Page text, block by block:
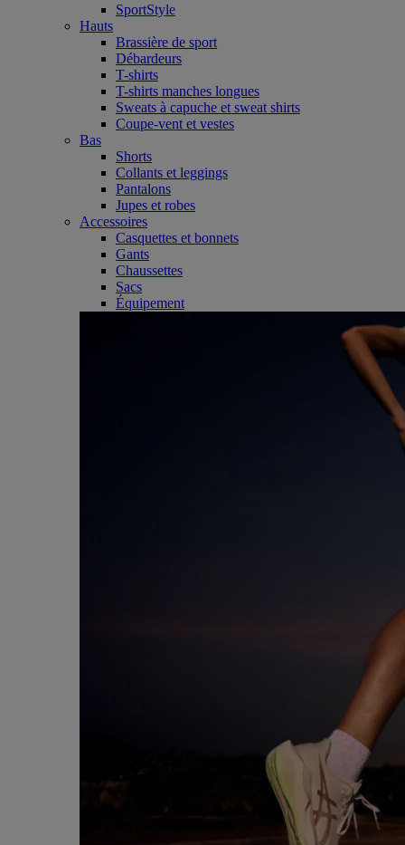
SportStyle
Hauts
Brassière de sport
Débardeurs
T-shirts
T-shirts manches longues
Sweats à capuche et sweat shirts
Coupe-vent et vestes
Bas
Shorts
Collants et leggings
Pantalons
Jupes et robes
Accessoires
Casquettes et bonnets
Gants
Chaussettes
Sacs
Équipement